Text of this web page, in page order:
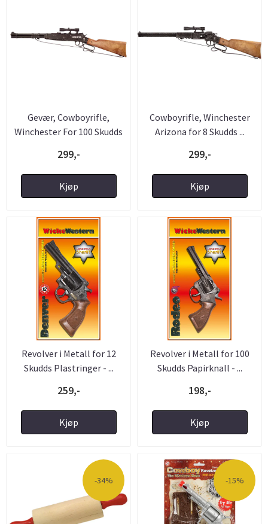
Gevær, Cowboyrifle,
Winchester For 100 Skudds
299,-
Kjøp
Cowboyrifle, Winchester
Arizona for 8 Skudds ...
299,-
Kjøp
Revolver i Metall for 12
Skudds Plastringer - ...
259,-
Kjøp
Revolver i Metall for 100
Skudds Papirknall - ...
198,-
Kjøp
-34% -15%